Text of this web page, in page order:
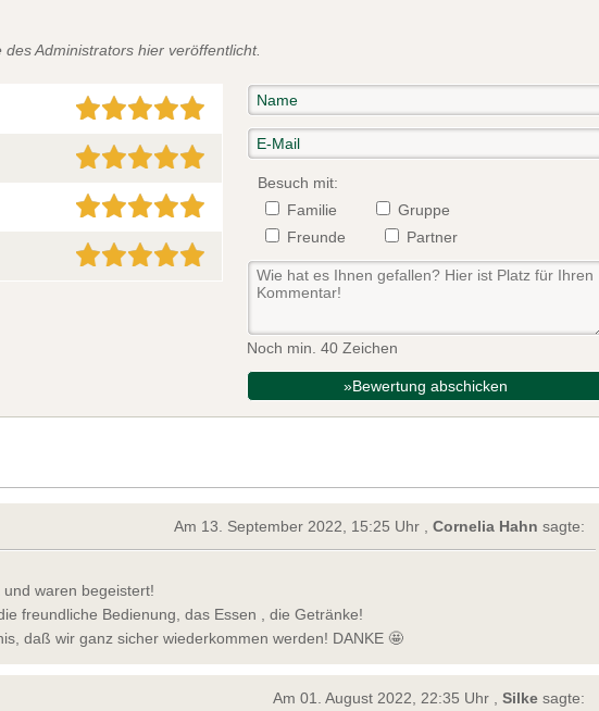
Administrators hier veröffentlicht.
Besuch mit:
Familie
Gruppe
Freunde
Partner
Noch min. 40 Zeichen
»Bewertung abschicken
Am 13. September 2022, 15:25 Uhr , Cornelia Hahn sagte:
waren begeistert!
freundliche Bedienung, das Essen , die Getränke!
daß wir ganz sicher wiederkommen werden! DANKE 🤩
Am 01. August 2022, 22:35 Uhr , Silkesagte: